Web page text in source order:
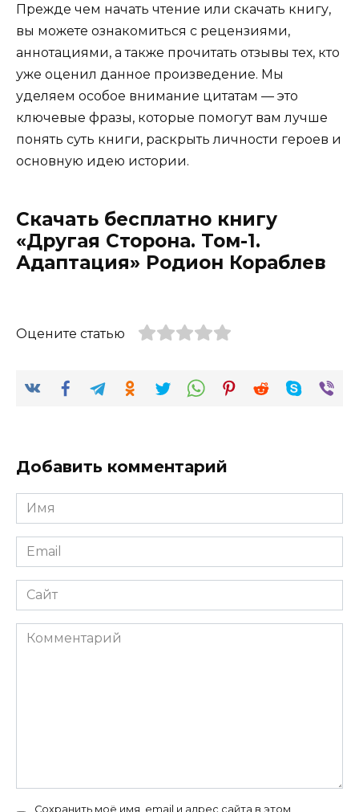
Прежде чем начать чтение или скачать книгу,
вы можете ознакомиться с рецензиями,
аннотациями, а также прочитать отзывы тех, кто
уже оценил данное произведение. Мы
уделяем особое внимание цитатам — это
ключевые фразы, которые помогут вам лучше
понять суть книги, раскрыть личности героев и
основную идею истории.
Скачать бесплатно книгу
«Другая Сторона. Том-1.
Адаптация» Родион Кораблев
Оцените статью
Добавить комментарий
Имя
*
Email
*
Сайт
Комментарий
Сохранить моё имя, email и адрес сайта в этом